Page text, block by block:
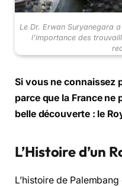
Le Dr. Erwan Suryanegara
l'importance des
Si vous ne connaissez
parce que la France ne
belle découverte : le
L’Histoire d’un
L’histoire de